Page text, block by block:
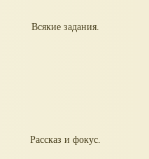
Всякие задания.
Рассказ и фокус.